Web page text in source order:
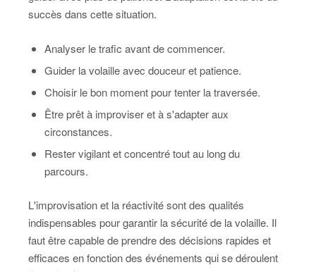
succès dans cette situation.
Analyser le trafic avant de commencer.
Guider la volaille avec douceur et patience.
Choisir le bon moment pour tenter la traversée.
Être prêt à improviser et à s'adapter aux
circonstances.
Rester vigilant et concentré tout au long du
parcours.
L'improvisation et la réactivité sont des qualités
indispensables pour garantir la sécurité de la volaille. Il
faut être capable de prendre des décisions rapides et
efficaces en fonction des événements qui se déroulent